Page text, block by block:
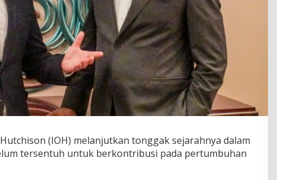
(IOH) melanjutkan tonggak sejarahnya dalam
tersentuh untuk berkontribusi pada pertumbuhan